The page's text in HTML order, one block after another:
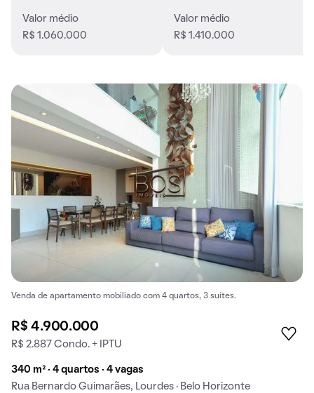
Valor médio
R$ 1.060.000
Valor médio
R$ 1.410.000
Venda de apartamento mobiliado com 4 quartos, 3 suítes.
R$ 4.900.000
R$ 2.887 Condo. + IPTU
340 m² · 4 quartos · 4 vagas
Rua Bernardo Guimarães, Lourdes · Belo Horizonte